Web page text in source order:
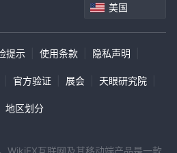
美国
提示 使用条款 隐私声明
官方验证 展会 天眼研究院
地区划分
WikiFX互联网及其移动端产品是一款